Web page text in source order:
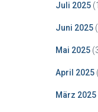
Juli 2025
Juni 2025
Mai 2025
April 2025
März 2025